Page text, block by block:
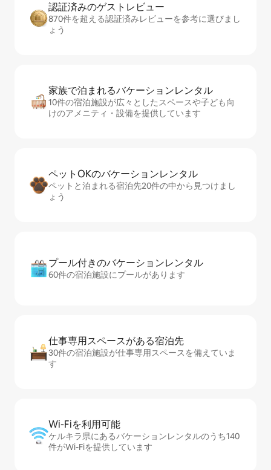
認証済みのゲ⁠ス⁠ト⁠レ⁠ビ⁠ュ⁠ー
870件を超える認証済みレビューを参考に選びまし
ょう
家族で泊まれるバ⁠ケ⁠ー⁠シ⁠ョ⁠ンレ⁠ン⁠タ⁠ル
10件の宿泊施設が広々としたスペースや子ども向
けのアメニティ・設備を提供しています
ペットOKのバ⁠ケ⁠ー⁠シ⁠ョ⁠ンレ⁠ン⁠タ⁠ル
ペットと泊まれる宿泊先20件の中から見つけまし
ょう
プール付きのバ⁠ケ⁠ー⁠シ⁠ョ⁠ンレ⁠ン⁠タ⁠ル
60件の宿泊施設にプールがあります
仕事専用ス⁠ペ⁠ー⁠スがあ⁠る宿⁠泊⁠先
30件の宿泊施設が仕事専用スペースを備えていま
す
Wi-Fiを利⁠用⁠可⁠能
ケルキラ県にあるバケーションレンタルのうち140
件がWi-Fiを提供しています